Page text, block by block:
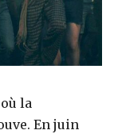
la
En juin